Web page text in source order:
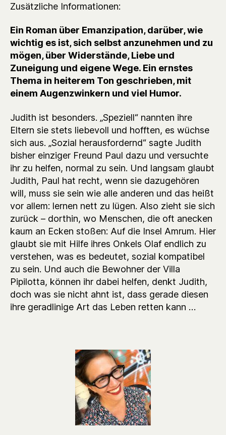
Zusätzliche Informationen:
Ein Roman über Emanzipation, darüber, wie
wichtig es ist, sich selbst anzunehmen und zu
mögen, über Widerstände, Liebe und
Zuneigung und eigene Wege. Ein ernstes
Thema in heiterem Ton geschrieben, mit
einem Augenzwinkern und viel Humor.
Judith ist besonders. „Speziell“ nannten ihre
Eltern sie stets liebevoll und hofften, es wüchse
sich aus. „Sozial herausfordernd“ sagte Judith
bisher einziger Freund Paul dazu und versuchte
ihr zu helfen, normal zu sein. Und langsam glaubt
Judith, Paul hat recht, wenn sie dazugehören
will, muss sie sein wie alle anderen und das heißt
vor allem: lernen nett zu lügen. Also zieht sie sich
zurück – dorthin, wo Menschen, die oft anecken
kaum an Ecken stoßen: Auf die Insel Amrum. Hier
glaubt sie mit Hilfe ihres Onkels Olaf endlich zu
verstehen, was es bedeutet, sozial kompatibel
zu sein. Und auch die Bewohner der Villa
Pipilotta, können ihr dabei helfen, denkt Judith,
doch was sie nicht ahnt ist, dass gerade diesen
ihre geradlinige Art das Leben retten kann …